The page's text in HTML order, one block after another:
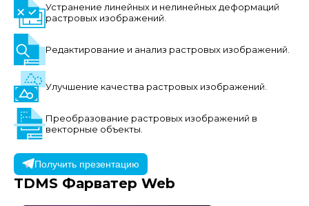
Устранение линейных и нелинейных деформаций
растровых изображений.
Редактирование и анализ растровых изображений.
Улучшение качества растровых изображений.
Преобразование растровых изображений в
векторные объекты.
Получить презентацию
TDMS Фарватер Web